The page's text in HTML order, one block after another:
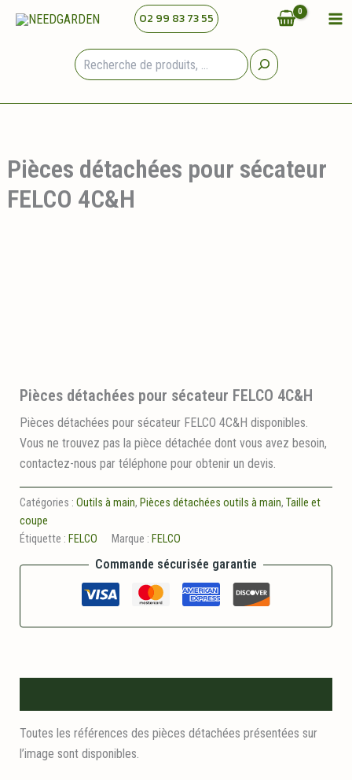
02 99 83 73 55
Pièces détachées pour sécateur
FELCO 4C&H
Pièces détachées pour sécateur FELCO 4C&H
Pièces détachées pour sécateur FELCO 4C&H disponibles.
Vous ne trouvez pas la pièce détachée dont vous avez besoin,
contactez-nous par téléphone pour obtenir un devis.
Catégories : Outils à main, Pièces détachées outils à main, Taille et
coupe
Étiquette : FELCO Marque : FELCO
Commande sécurisée garantie
Toutes les références des pièces détachées présentées sur
l’image sont disponibles.